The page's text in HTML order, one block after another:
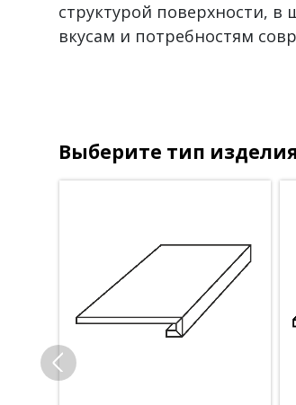
структурой поверхности,
вкусам и потребностям
Выберите тип изделия